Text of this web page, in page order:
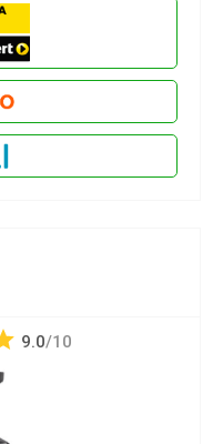
9.0/10